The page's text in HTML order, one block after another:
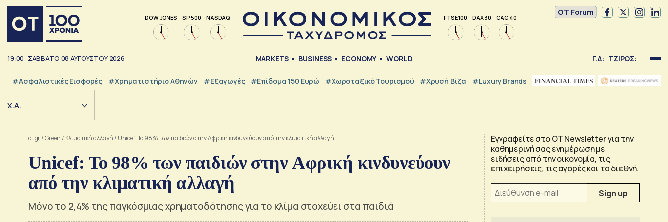
DOW JONES SP 500 NASDAQ FTSE 100 DAX 30 CAC 40
OT Forum
19:00 ΣΑΒΒΑΤΟ 08 ΑΥΓΟΥΣΤΟΥ 2026 MARKETS BUSINESS ECONOMY WORLD Γ.Δ: ΤΖΙΡΟΣ:
#Ασφαλιστικές Εισφορές #Χρηματιστήριο Αθηνών #εξαγωγές #Επίδομα 150 Ευρώ #Χωροταξικό Τουρισμού #Χρυσή Βίζα #luxury Brands
Χ.Α.
ot.gr/Green / Κλιματική αλλαγή / Unicef: Το 98% των παιδιών στην Αφρική κινδυνεύουν από την κλιματική αλλαγή
Unicef: Το 98% των παιδιών στην Αφρική κινδυνεύουν
από την κλιματική αλλαγή
Μόνο το 2,4% της παγκόσμιας χρηματοδότησης για το κλίμα στοχεύει στα παιδιά
Εγγραφείτε στο OT Newsletter για την
καθημερινή σας ενημέρωση με
ειδήσεις από την οικονομία, τις
επιχειρήσεις, τις αγορές και τα διεθνή.